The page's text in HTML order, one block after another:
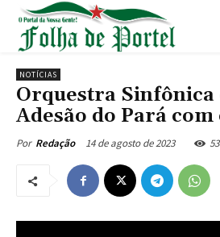
NOTÍCIAS
Orquestra Sinfônica
Adesão do Pará
Por Redação 14 de agosto de 2023